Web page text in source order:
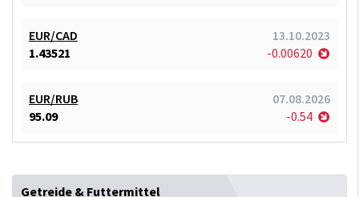
EUR/CAD
13.10.2023
1.43521
-0.00620
EUR/RUB
07.08.2026
95.09
-0.54
Getreide & Futtermittel